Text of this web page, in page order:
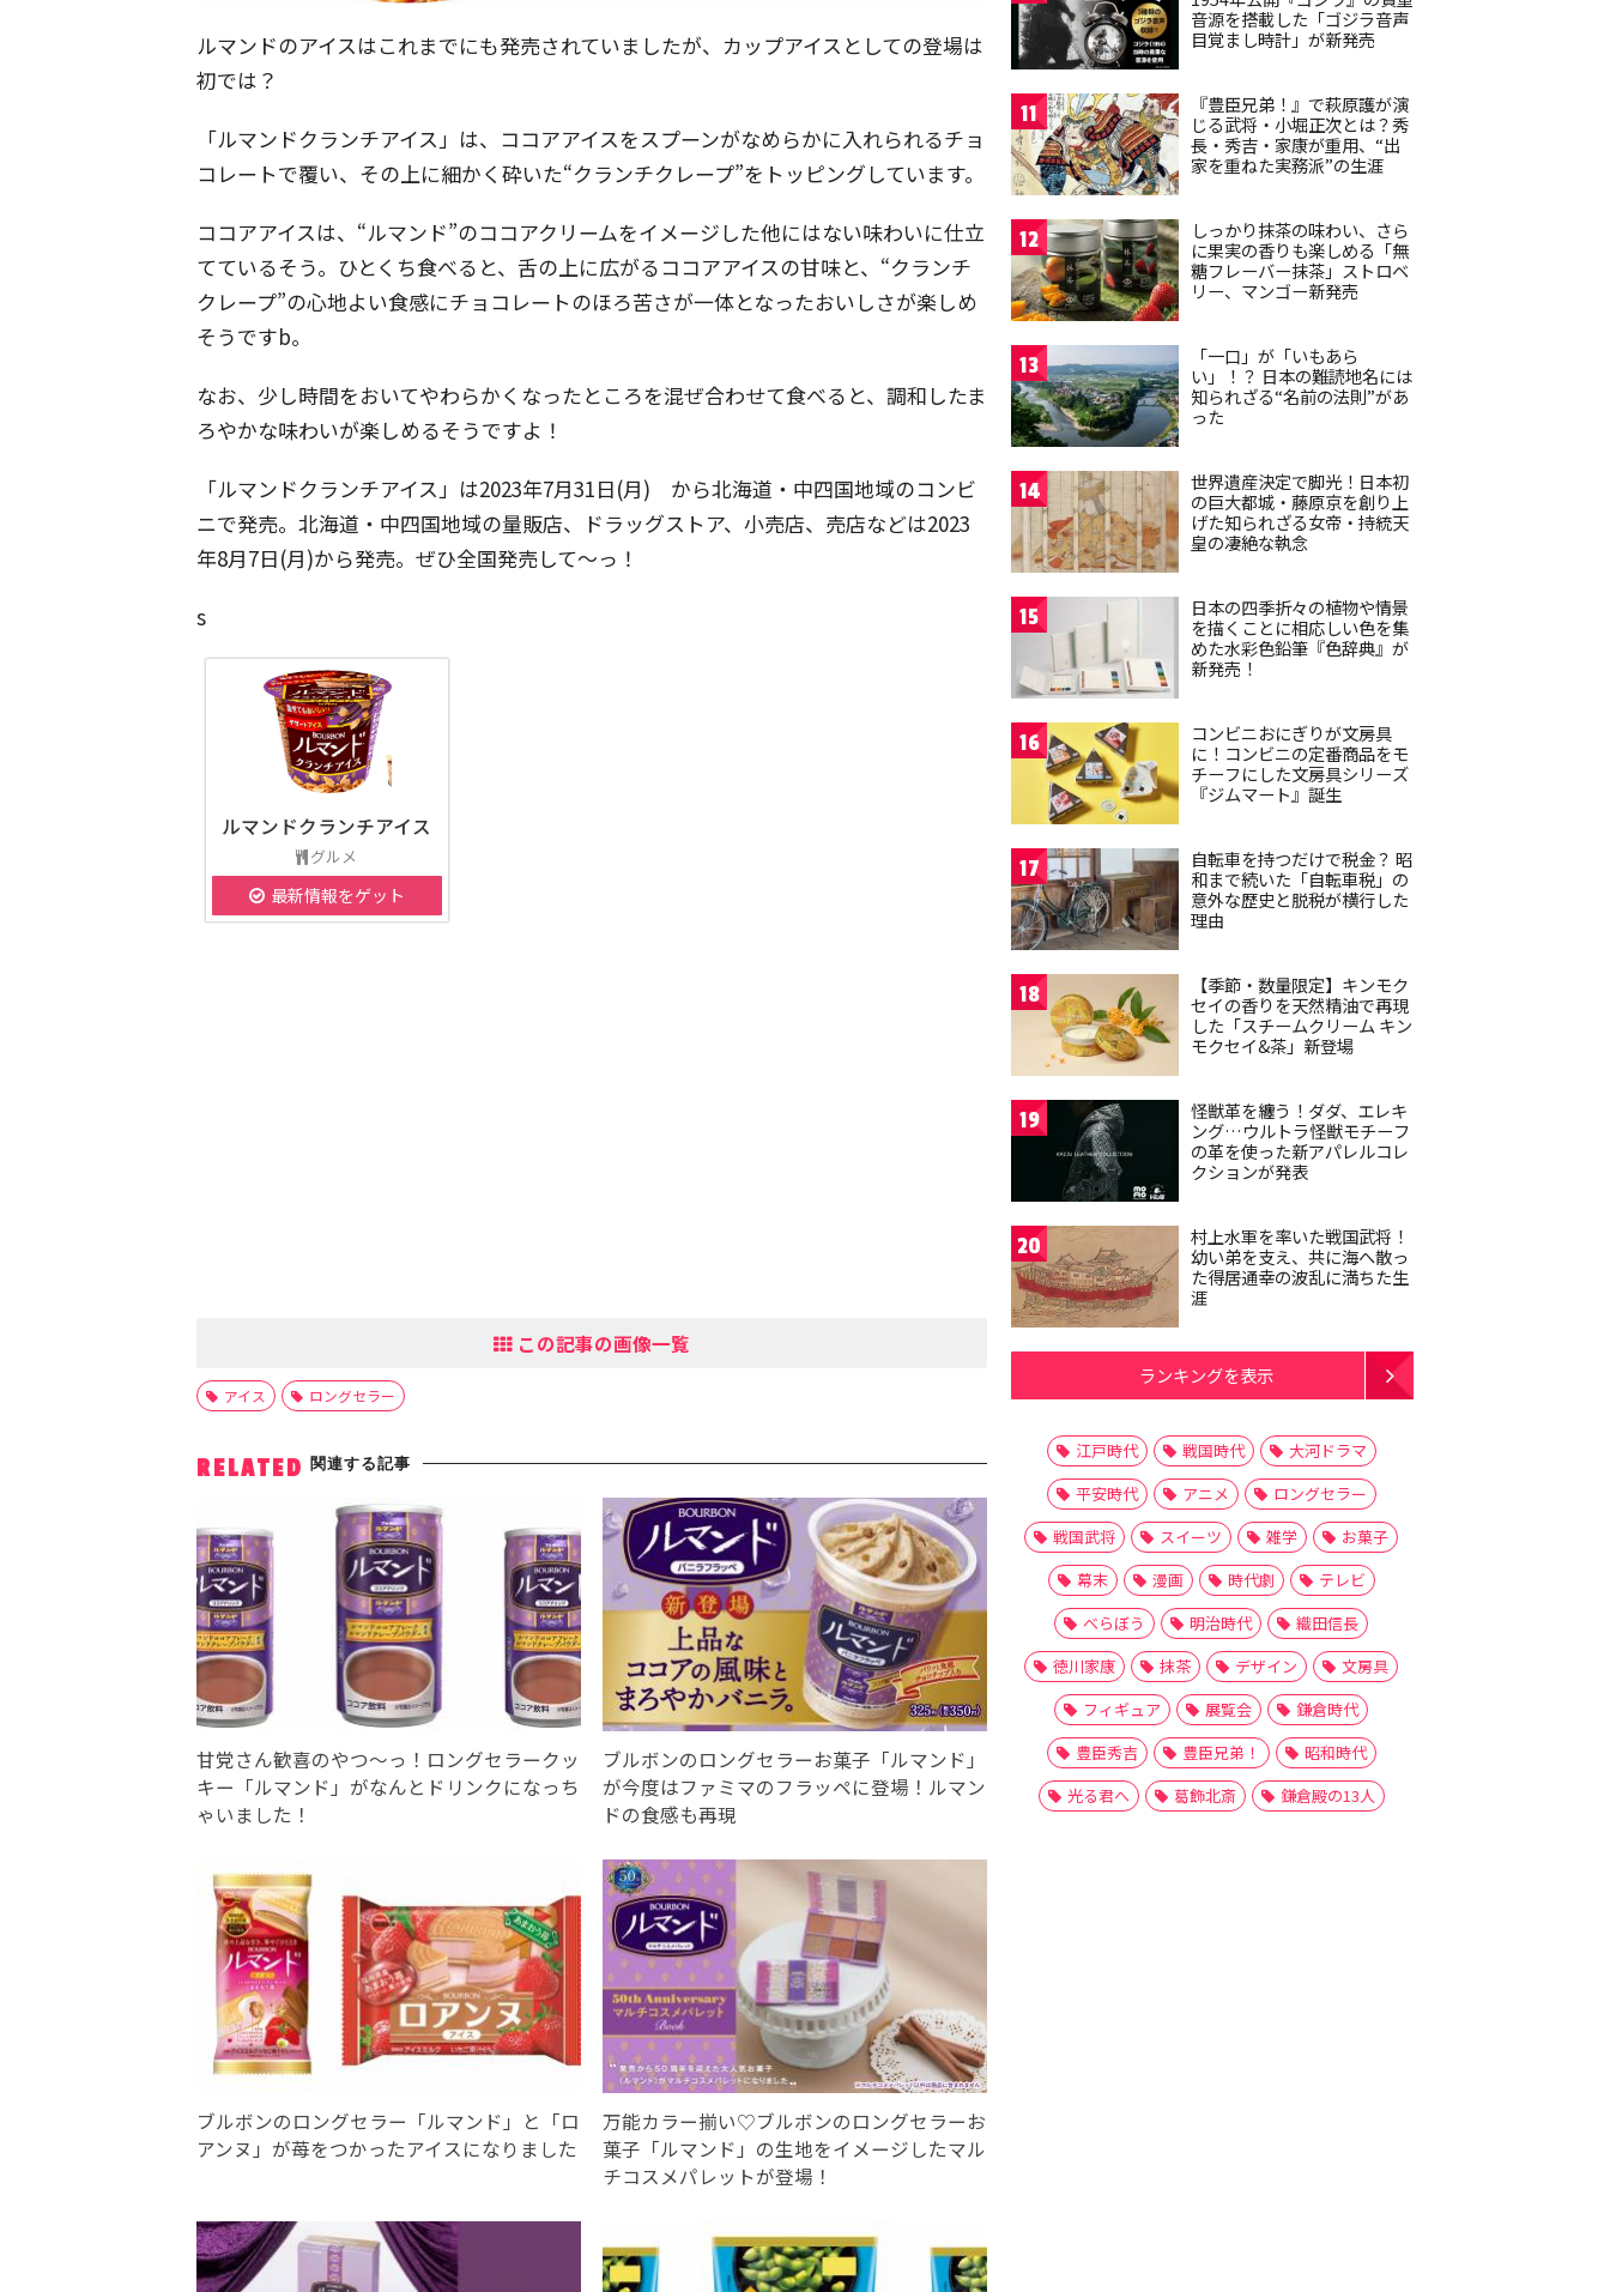
ルマンドのアイスはこれまでにも発売されていましたが、カップアイスとしての登場は
初では？
「ルマンドクランチアイス」は、ココアアイスをスプーンがなめらかに入れられるチョ
コレートで覆い、その上に細かく砕いた“クランチクレープ”をトッピングしています。
ココアアイスは、“ルマンド”のココアクリームをイメージした他にはない味わいに仕立
てているそう。ひとくち食べると、舌の上に広がるココアアイスの甘味と、“クランチ
クレープ”の心地よい食感にチョコレートのほろ苦さが一体となったおいしさが楽しめ
そうですb。
なお、少し時間をおいてやわらかくなったところを混ぜ合わせて食べると、調和したま
ろやかな味わいが楽しめるそうですよ！
「ルマンドクランチアイス」は2023年7月31日(月) から北海道・中四国地域のコンビ
ニで発売。北海道・中四国地域の量販店、ドラッグストア、小売店、売店などは2023
年8月7日(月)から発売。ぜひ全国発売して〜っ！
s
ルマンドクランチアイス
グルメ
最新情報をゲット
この記事の画像一覧
アイス ロングセラー
RELATED 関連する記事
甘党さん歓喜のやつ〜っ！ロングセラークッ
キー「ルマンド」がなんとドリンクになっち
ゃいました！
ブルボンのロングセラーお菓子「ルマンド」
が今度はファミマのフラッペに登場！ルマン
ドの食感も再現
ブルボンのロングセラー「ルマンド」と「ロ
アンヌ」が苺をつかったアイスになりました
万能カラー揃い♡ブルボンのロングセラーお
菓子「ルマンド」の生地をイメージしたマル
チコスメパレットが登場！
音源を搭載した「ゴジラ音声
目覚まし時計」が新発売
11
『豊臣兄弟！』で萩原護が演
じる武将・小堀正次とは？秀
長・秀吉・家康が重用、“出
家を重ねた実務派”の生涯
12
しっかり抹茶の味わい、さら
に果実の香りも楽しめる「無
糖フレーバー抹茶」ストロベ
リー、マンゴー新発売
13
「一口」が「いもあら
い」！？ 日本の難読地名には
知られざる“名前の法則”があ
った
14
世界遺産決定で脚光！日本初
の巨大都城・藤原京を創り上
げた知られざる女帝・持統天
皇の凄絶な執念
15
日本の四季折々の植物や情景
を描くことに相応しい色を集
めた水彩色鉛筆『色辞典』が
新発売！
16
コンビニおにぎりが文房具
に！コンビニの定番商品をモ
チーフにした文房具シリーズ
『ジムマート』誕生
17
自転車を持つだけで税金？ 昭
和まで続いた「自転車税」の
意外な歴史と脱税が横行した
理由
18
【季節・数量限定】キンモク
セイの香りを天然精油で再現
した「スチームクリーム キン
モクセイ&茶」新登場
19
怪獣革を纏う！ダダ、エレキ
ング…ウルトラ怪獣モチーフ
の革を使った新アパレルコレ
クションが発表
20
村上水軍を率いた戦国武将！
幼い弟を支え、共に海へ散っ
た得居通幸の波乱に満ちた生
涯
ランキングを表示
江戸時代 戦国時代
大河ドラマ
平安時代
アニメ
ロングセラー
戦国武将
スイーツ 雑学
お菓子
幕末
漫画 時代劇
テレビ
べらぼう
明治時代
織田信長
徳川家康
抹茶 デザイン
文房具
フィギュア
展覧会
鎌倉時代
豊臣秀吉
豊臣兄弟！
昭和時代
光る君へ
葛飾北斎 鎌倉殿の13人